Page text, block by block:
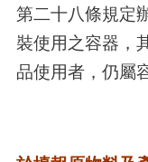
第二十八條規定
裝使用之容器，
品使用者，仍屬